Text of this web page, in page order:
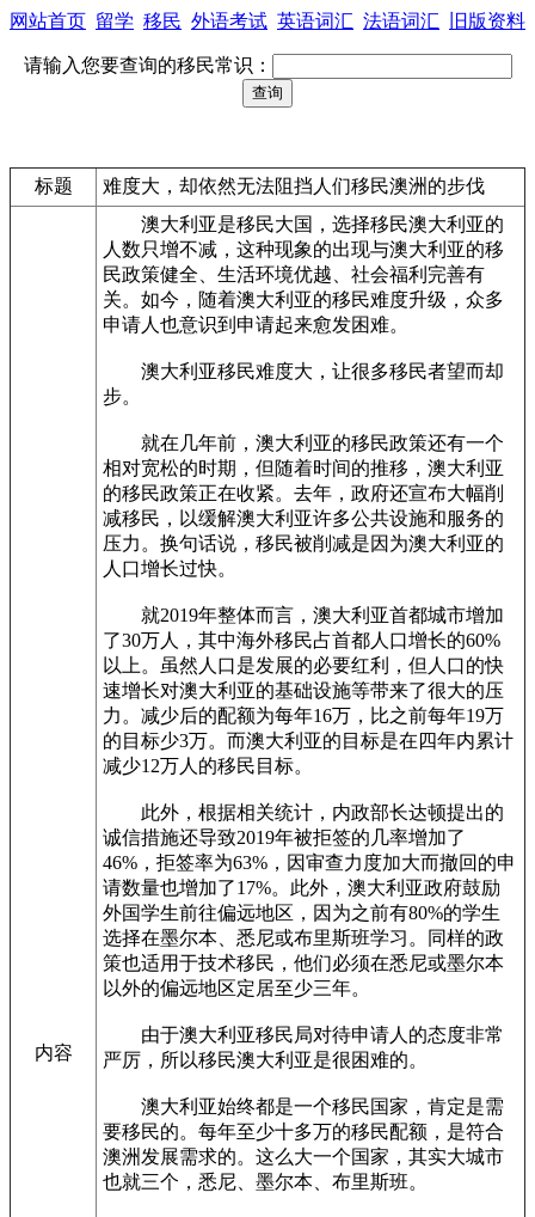
网站首页 留学 移民 外语考试 英语词汇 法语词汇 旧版资料
请输入您要查询的移民常识：
标题 难度大，却依然无法阻挡人们移民澳洲的步伐
内容
澳大利亚是移民大国，选择移民澳大利亚的
人数只增不减，这种现象的出现与澳大利亚的移
民政策健全、生活环境优越、社会福利完善有
关。如今，随着澳大利亚的移民难度升级，众多
申请人也意识到申请起来愈发困难。
澳大利亚移民难度大，让很多移民者望而却
步。
就在几年前，澳大利亚的移民政策还有一个
相对宽松的时期，但随着时间的推移，澳大利亚
的移民政策正在收紧。去年，政府还宣布大幅削
减移民，以缓解澳大利亚许多公共设施和服务的
压力。换句话说，移民被削减是因为澳大利亚的
人口增长过快。
就2019年整体而言，澳大利亚首都城市增加
了30万人，其中海外移民占首都人口增长的60%
以上。虽然人口是发展的必要红利，但人口的快
速增长对澳大利亚的基础设施等带来了很大的压
力。减少后的配额为每年16万，比之前每年19万
的目标少3万。而澳大利亚的目标是在四年内累计
减少12万人的移民目标。
此外，根据相关统计，内政部长达顿提出的
诚信措施还导致2019年被拒签的几率增加了
46%，拒签率为63%，因审查力度加大而撤回的申
请数量也增加了17%。此外，澳大利亚政府鼓励
外国学生前往偏远地区，因为之前有80%的学生
选择在墨尔本、悉尼或布里斯班学习。同样的政
策也适用于技术移民，他们必须在悉尼或墨尔本
以外的偏远地区定居至少三年。
由于澳大利亚移民局对待申请人的态度非常
严厉，所以移民澳大利亚是很困难的。
澳大利亚始终都是一个移民国家，肯定是需
要移民的。每年至少十多万的移民配额，是符合
澳洲发展需求的。这么大一个国家，其实大城市
也就三个，悉尼、墨尔本、布里斯班。